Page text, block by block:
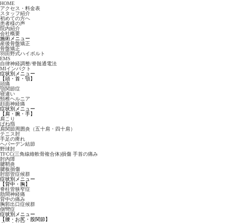
HOME
アクセス・料金表
スタッフ紹介
初めての方へ
患者様の声
院内紹介
会社概要
施術メニュー
産後骨盤矯正
骨盤矯正
羽田野式ハイボルト
EMS
自律神経調整/脊髄通電法
MIインパクト
症状別メニュー
【頭・首・顎】
頭痛
顎関節症
寝違い
頸椎ヘルニア
顔面神経痛
症状別メニュー
【肩・腕・手】
肩こり
ばね指
肩関節周囲炎（五十肩・四十肩）
テニス肘
手足の痺れ
ヘバーデン結節
野球肘
TFCC(三角線維軟骨複合体)損傷 手首の痛み
肘内障
腱鞘炎
腱板損傷
肘部管症候群
症状別メニュー
【背中・胸】
脊柱管狭窄症
肋間神経痛
背中の痛み
胸郭出口症候群
側彎症
症状別メニュー
【腰・お尻・股関節】